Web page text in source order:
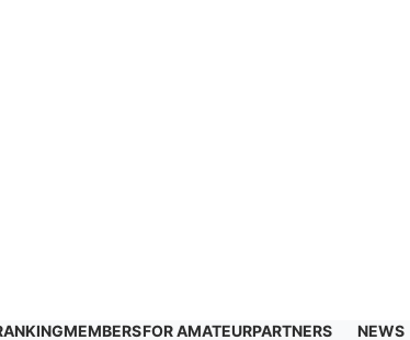
MEMBERSFOR AMATEURPARTNERS NEWS